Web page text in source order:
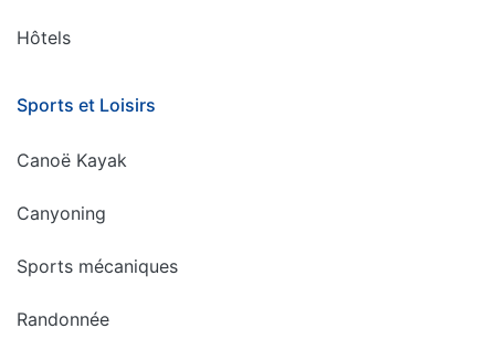
Hôtels
Sports et Loisirs
Canoë Kayak
Canyoning
Sports mécaniques
Randonnée